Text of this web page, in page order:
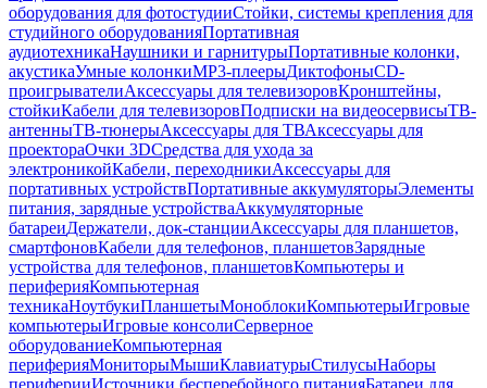
оборудования для фотостудииСтойки, системы крепления для
студийного оборудованияПортативная
аудиотехникаНаушники и гарнитурыПортативные колонки,
акустикаУмные колонкиMP3-плеерыДиктофоныCD-
проигрывателиАксессуары для телевизоровКронштейны,
стойкиКабели для телевизоровПодписки на видеосервисыТВ-
антенныТВ-тюнерыАксессуары для ТВАксессуары для
проектораОчки 3DСредства для ухода за
электроникойКабели, переходникиАксессуары для
портативных устройствПортативные аккумуляторыЭлементы
питания, зарядные устройстваАккумуляторные
батареиДержатели, док-станцииАксессуары для планшетов,
смартфоновКабели для телефонов, планшетовЗарядные
устройства для телефонов, планшетовКомпьютеры и
периферияКомпьютерная
техникаНоутбукиПланшетыМоноблокиКомпьютерыИгровые
компьютерыИгровые консолиСерверное
оборудованиеКомпьютерная
периферияМониторыМышиКлавиатурыСтилусыНаборы
периферииИсточники бесперебойного питанияБатареи для